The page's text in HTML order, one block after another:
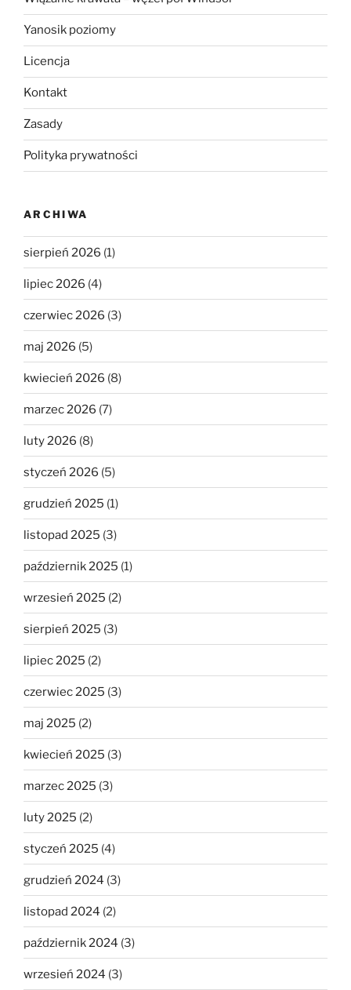
Yanosik poziomy
Licencja
Kontakt
Zasady
Polityka prywatności
ARCHIWA
sierpień 2026 (1)
lipiec 2026 (4)
czerwiec 2026 (3)
maj 2026 (5)
kwiecień 2026 (8)
marzec 2026 (7)
luty 2026 (8)
styczeń 2026 (5)
grudzień 2025 (1)
listopad 2025 (3)
październik 2025 (1)
wrzesień 2025 (2)
sierpień 2025 (3)
lipiec 2025 (2)
czerwiec 2025 (3)
maj 2025 (2)
kwiecień 2025 (3)
marzec 2025 (3)
luty 2025 (2)
styczeń 2025 (4)
grudzień 2024 (3)
listopad 2024 (2)
październik 2024 (3)
wrzesień 2024 (3)